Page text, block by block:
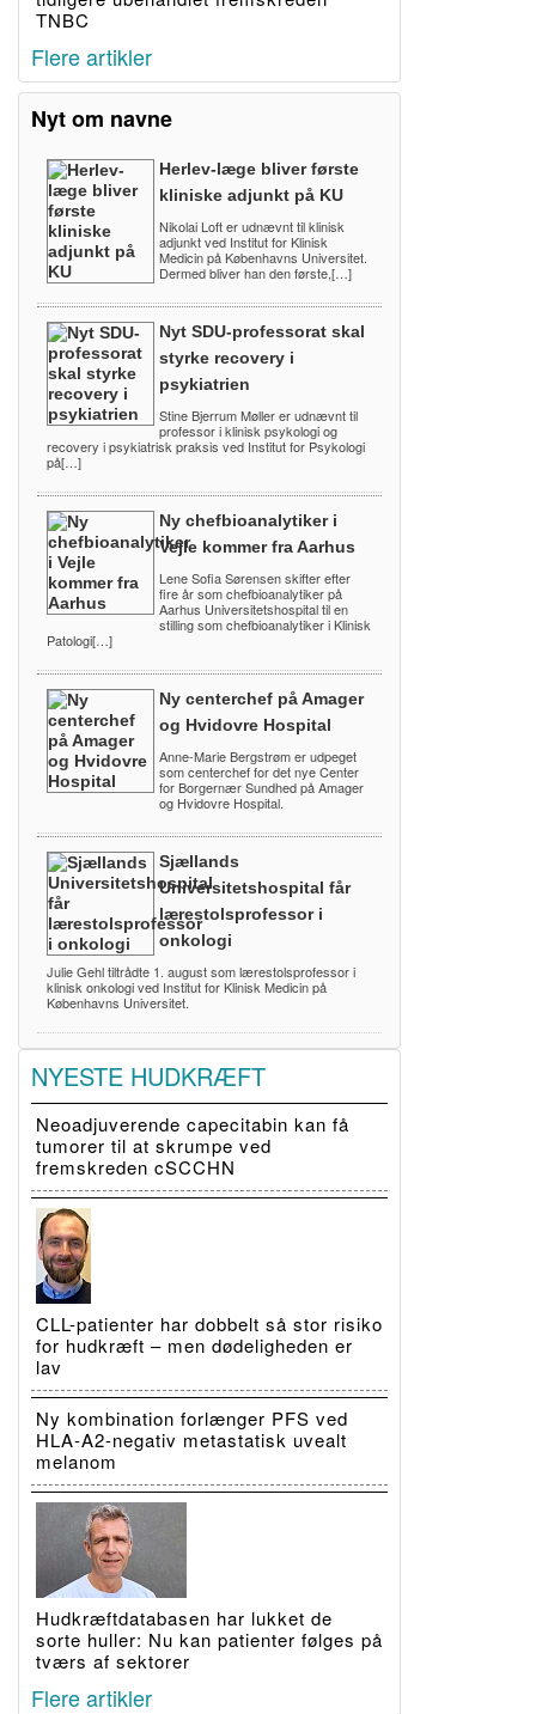
TNBC
Flere artikler
Nyt om navne
Herlev-læge bliver første
kliniske adjunkt på KU
Nikolai Loft er udnævnt til klinisk
adjunkt ved Institut for Klinisk
Medicin på Københavns Universitet.
Dermed bliver han den første,[…]
Nyt SDU-professorat skal
styrke recovery i
psykiatrien
Stine Bjerrum Møller er udnævnt til
professor i klinisk psykologi og
recovery i psykiatrisk praksis ved Institut for Psykologi
på[…]
Ny chefbioanalytiker i
Vejle kommer fra Aarhus
Lene Sofia Sørensen skifter efter
fire år som chefbioanalytiker på
Aarhus Universitetshospital til en
stilling som chefbioanalytiker i Klinisk
Patologi[…]
Ny centerchef på Amager
og Hvidovre Hospital
Anne-Marie Bergstrøm er udpeget
som centerchef for det nye Center
for Borgernær Sundhed på Amager
og Hvidovre Hospital.
Sjællands
Universitetshospital får
lærestolsprofessor i
onkologi
Julie Gehl tiltrådte 1. august som lærestolsprofessor i
klinisk onkologi ved Institut for Klinisk Medicin på
Københavns Universitet.
NYESTE HUDKRÆFT
Neoadjuverende capecitabin kan få
tumorer til at skrumpe ved
fremskreden cSCCHN
CLL-patienter har dobbelt så stor risiko
for hudkræft – men dødeligheden er
lav
Ny kombination forlænger PFS ved
HLA-A2-negativ metastatisk uvealt
melanom
Hudkræftdatabasen har lukket de
sorte huller: Nu kan patienter følges på
tværs af sektorer
Flere artikler